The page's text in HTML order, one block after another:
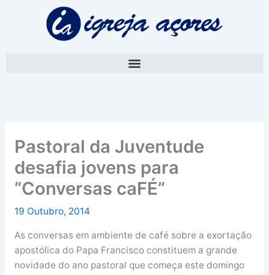
Pastoral da Juventude
desafia jovens para
“Conversas caFÉ”
19 Outubro, 2014
As conversas em ambiente de café sobre a exortação
apostólica do Papa Francisco constituem a grande
novidade do ano pastoral que começa este domingo